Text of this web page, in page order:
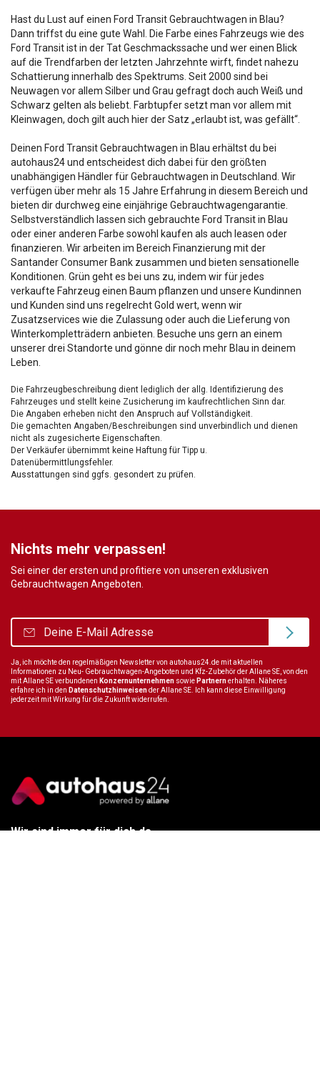
Hast du Lust auf einen Ford Transit Gebrauchtwagen in Blau?
Dann triffst du eine gute Wahl. Die Farbe eines Fahrzeugs wie des
Ford Transit ist in der Tat Geschmackssache und wer einen Blick
auf die Trendfarben der letzten Jahrzehnte wirft, findet nahezu
Schattierung innerhalb des Spektrums. Seit 2000 sind bei
Neuwagen vor allem Silber und Grau gefragt doch auch Weiß und
Schwarz gelten als beliebt. Farbtupfer setzt man vor allem mit
Kleinwagen, doch gilt auch hier der Satz „erlaubt ist, was gefällt“.
Deinen Ford Transit Gebrauchtwagen in Blau erhältst du bei
autohaus24 und entscheidest dich dabei für den größten
unabhängigen Händler für Gebrauchtwagen in Deutschland. Wir
verfügen über mehr als 15 Jahre Erfahrung in diesem Bereich und
bieten dir durchweg eine einjährige Gebrauchtwagengarantie.
Selbstverständlich lassen sich gebrauchte Ford Transit in Blau
oder einer anderen Farbe sowohl kaufen als auch leasen oder
finanzieren. Wir arbeiten im Bereich Finanzierung mit der
Santander Consumer Bank zusammen und bieten sensationelle
Konditionen. Grün geht es bei uns zu, indem wir für jedes
verkaufte Fahrzeug einen Baum pflanzen und unsere Kundinnen
und Kunden sind uns regelrecht Gold wert, wenn wir
Zusatzservices wie die Zulassung oder auch die Lieferung von
Winterkompletträdern anbieten. Besuche uns gern an einem
unserer drei Standorte und gönne dir noch mehr Blau in deinem
Leben.
Die Fahrzeugbeschreibung dient lediglich der allg. Identifizierung des
Fahrzeuges und stellt keine Zusicherung im kaufrechtlichen Sinn dar.
Die Angaben erheben nicht den Anspruch auf Vollständigkeit.
Die gemachten Angaben/Beschreibungen sind unverbindlich und dienen
nicht als zugesicherte Eigenschaften.
Der Verkäufer übernimmt keine Haftung für Tipp u.
Datenübermittlungsfehler.
Ausstattungen sind ggfs. gesondert zu prüfen.
Nichts mehr verpassen!
Sei einer der ersten und profitiere von unseren exklusiven
Gebrauchtwagen Angeboten.
Ja, ich möchte den regelmäßigen Newsletter von autohaus24.de mit aktuellen
Informationen zu Neu- Gebrauchtwagen-Angeboten und Kfz-Zubehör der Allane SE, von den
mit Allane SE verbundenen Konzernunternehmen sowie Partnernerhalten. Näheres
erfahre ich in den Datenschutzhinweisender Allane SE. Ich kann diese Einwilligung
jederzeit mit Wirkung für die Zukunft widerrufen.
Wir sind immer für dich da